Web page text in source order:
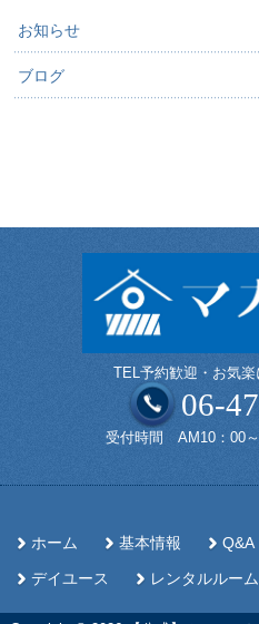
お知らせ
ブログ
TEL予約歓迎・お気
06-
受付時間 AM10：00
ホーム 基本情報 Q&A
デイユース レンタルルーム